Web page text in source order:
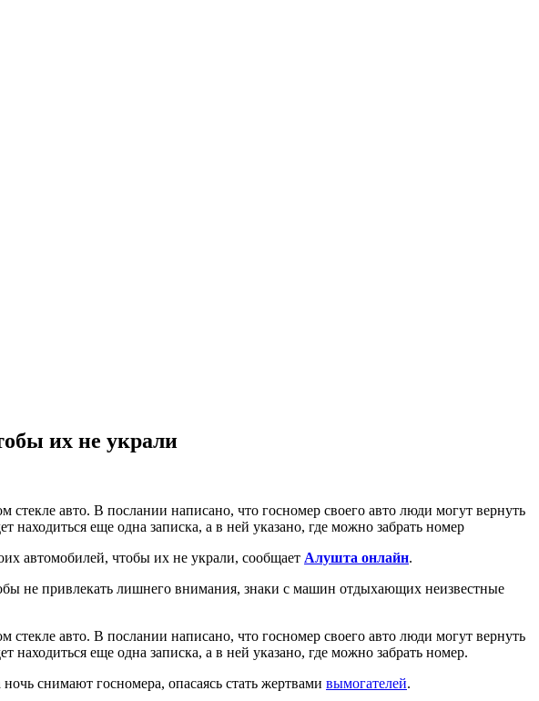
их не украли
авто. В послании написано, что госномер своего авто люди могут вернуть
еще одна записка, а в ней указано, где можно забрать номер
автомобилей, чтобы их не украли, сообщает Алушта онлайн.
не привлекать лишнего внимания, знаки с машин отдыхающих неизвестные
авто. В послании написано, что госномер своего авто люди могут вернуть
еще одна записка, а в ней указано, где можно забрать номер.
снимают госномера, опасаясь стать жертвами вымогателей.